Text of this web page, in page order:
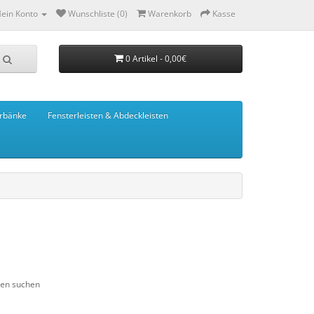
Konto Wunschliste (0) Warenkorb Kasse
0 Artikel - 0,00€
Fensterleisten & Abdeckleisten
suchen